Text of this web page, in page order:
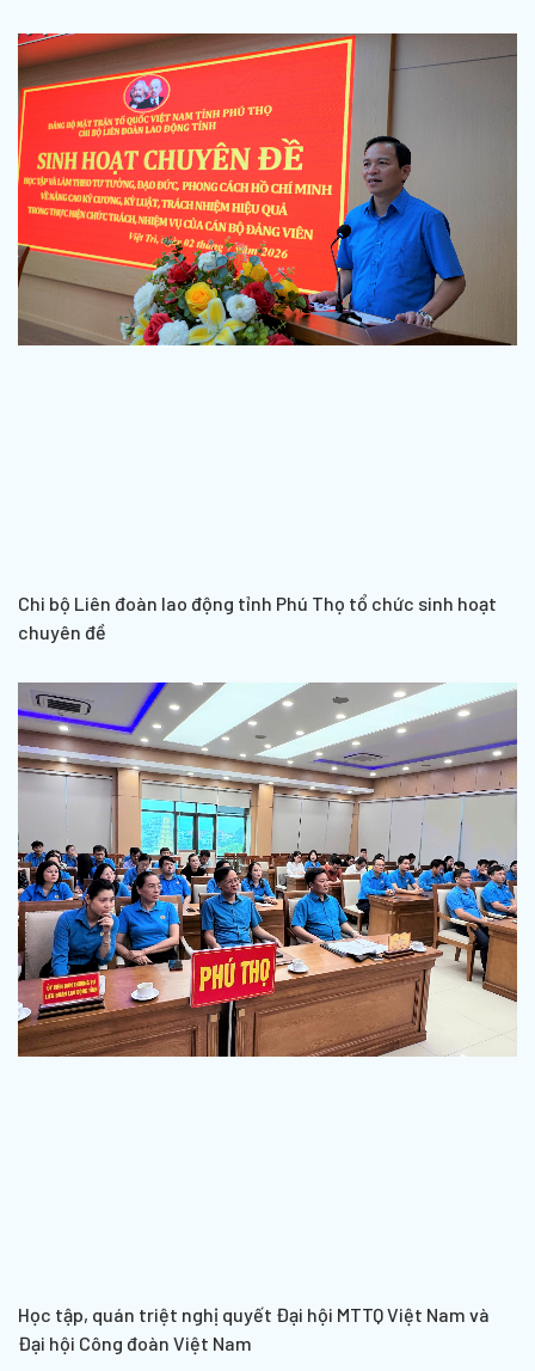
Chi bộ Liên đoàn lao động tỉnh Phú Thọ tổ chức sinh hoạt
chuyên đề
Học tập, quán triệt nghị quyết Đại hội MTTQ Việt Nam và
Đại hội Công đoàn Việt Nam